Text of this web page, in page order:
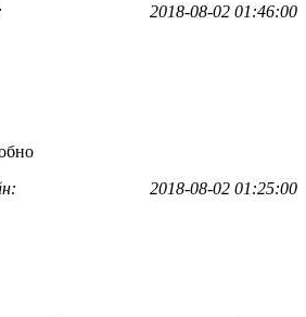
2018-08-02 01:46:00
2018-08-02 01:25:00
: